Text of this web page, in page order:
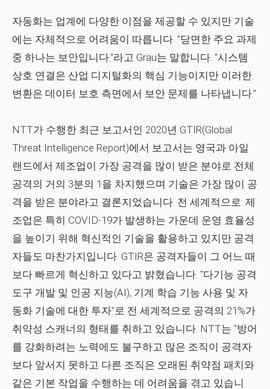
자동화는 업계에 다양한 이점을 제공할 수 있지만 기술
에는 자체적으로 어려움이 따릅니다. "당면한 주요 과제
중 하나는 보안입니다."라고 Grau는 말합니다. "시스템
상호 연결은 산업 디지털화의 핵심 기능이지만 이러한
변환은 데이터 보호 측면에서 보안 문제를 나타냅니다."
NTT가 수행한 최근 보고서인 2020년 GTIR(Global
Threat Intelligence Report)에서 보고서는 영국과 아일
랜드에서 제조업이 가장 공격을 많이 받은 분야로 전체
공격의 거의 3분의 1을 차지했으며 기술은 가장 많이 공
격을 받은 분야라고 결론지었습니다. 전 세계적으로. 제
조업은 특히 COVID-19가 발생하는 가운데 운영 효율성
을 높이기 위해 혁신적인 기술을 활용하고 있지만 공격
자들도 마찬가지입니다. GTIR은 공격자들이 그 어느 때
보다 빠르게 혁신하고 있다고 밝혔습니다. "다기능 공격
도구 개발 및 인공 지능(AI), 기계 학습 기능 사용 및 자
동화 기술에 대한 투자"로 전 세계적으로 공격의 21%가
취약성 스캐너의 형태를 취하고 있습니다. NTT는 "방어
를 강화하려는 노력에도 불구하고 많은 조직이 공격자
보다 앞서지 못하고 다른 조직은 오래된 취약점 패치와
같은 기본 작업을 수행하는 데 어려움을 겪고 있습니